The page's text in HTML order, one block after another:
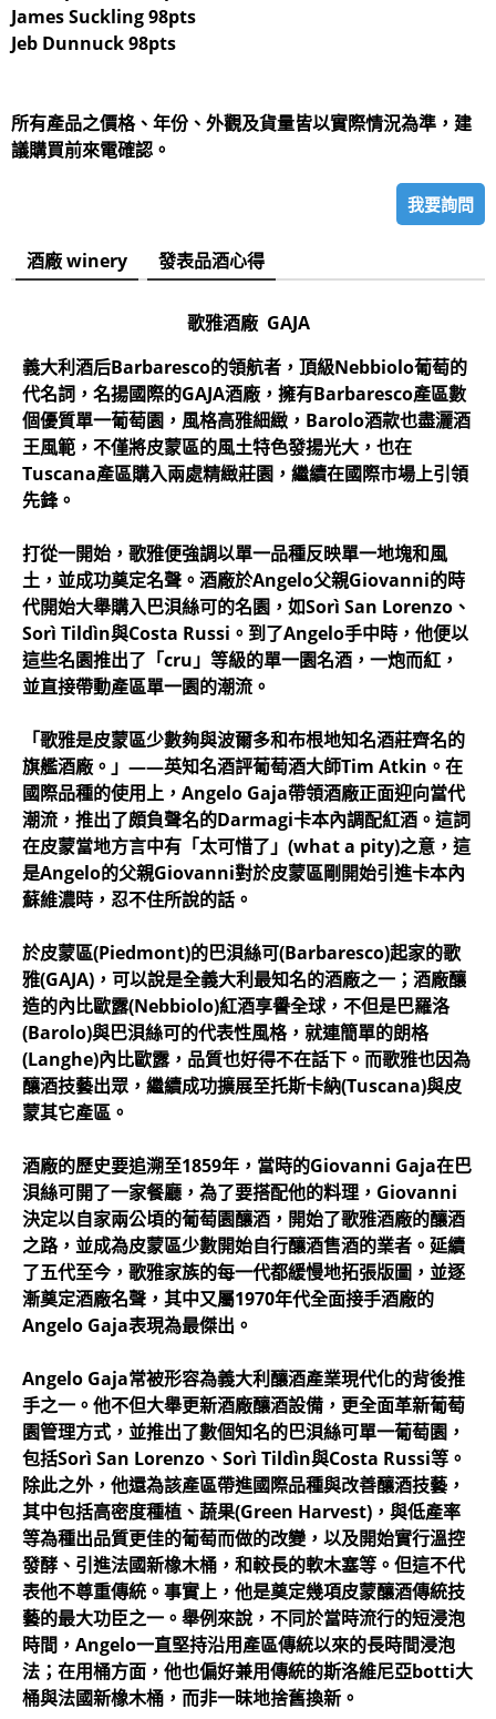
James Suckling 98pts
Jeb Dunnuck 98pts
所有產品之價格、年份、外觀及貨量皆以實際情況為準，建
議購買前來電確認。
我要詢問
酒廠 winery 發表品酒心得
歌雅酒廠 GAJA
義大利酒后Barbaresco的領航者，頂級Nebbiolo葡萄的
代名詞，名揚國際的GAJA酒廠，擁有Barbaresco產區數
個優質單一葡萄園，風格高雅細緻，Barolo酒款也盡灑酒
王風範，不僅將皮蒙區的風土特色發揚光大，也在
Tuscana產區購入兩處精緻莊園，繼續在國際市場上引領
先鋒。
打從一開始，歌雅便強調以單一品種反映單一地塊和風
土，並成功奠定名聲。酒廠於Angelo父親Giovanni的時
代開始大舉購入巴浿絲可的名園，如Sorì San Lorenzo、
Sorì Tildìn與Costa Russi。到了Angelo手中時，他便以
這些名園推出了「cru」等級的單一園名酒，一炮而紅，
並直接帶動產區單一園的潮流。
「歌雅是皮蒙區少數夠與波爾多和布根地知名酒莊齊名的
旗艦酒廠。」——英知名酒評葡萄酒大師Tim Atkin。在
國際品種的使用上，Angelo Gaja帶領酒廠正面迎向當代
潮流，推出了頗負聲名的Darmagi卡本內調配紅酒。這詞
在皮蒙當地方言中有「太可惜了」(what a pity)之意，這
是Angelo的父親Giovanni對於皮蒙區剛開始引進卡本內
蘇維濃時，忍不住所說的話。
於皮蒙區(Piedmont)的巴浿絲可(Barbaresco)起家的歌
雅(GAJA)，可以說是全義大利最知名的酒廠之一；酒廠釀
造的內比歐露(Nebbiolo)紅酒享譽全球，不但是巴羅洛
(Barolo)與巴浿絲可的代表性風格，就連簡單的朗格
(Langhe)內比歐露，品質也好得不在話下。而歌雅也因為
釀酒技藝出眾，繼續成功擴展至托斯卡納(Tuscana)與皮
蒙其它產區。
酒廠的歷史要追溯至1859年，當時的Giovanni Gaja在巴
浿絲可開了一家餐廳，為了要搭配他的料理，Giovanni
決定以自家兩公頃的葡萄園釀酒，開始了歌雅酒廠的釀酒
之路，並成為皮蒙區少數開始自行釀酒售酒的業者。延續
了五代至今，歌雅家族的每一代都緩慢地拓張版圖，並逐
漸奠定酒廠名聲，其中又屬1970年代全面接手酒廠的
Angelo Gaja表現為最傑出。
Angelo Gaja常被形容為義大利釀酒產業現代化的背後推
手之一。他不但大舉更新酒廠釀酒設備，更全面革新葡萄
園管理方式，並推出了數個知名的巴浿絲可單一葡萄園，
包括Sorì San Lorenzo、Sorì Tildìn與Costa Russi等。
除此之外，他還為該產區帶進國際品種與改善釀酒技藝，
其中包括高密度種植、蔬果(Green Harvest)，與低產率
等為種出品質更佳的葡萄而做的改變，以及開始實行溫控
發酵、引進法國新橡木桶，和較長的軟木塞等。但這不代
表他不尊重傳統。事實上，他是奠定幾項皮蒙釀酒傳統技
藝的最大功臣之一。舉例來說，不同於當時流行的短浸泡
時間，Angelo一直堅持沿用產區傳統以來的長時間浸泡
法；在用桶方面，他也偏好兼用傳統的斯洛維尼亞botti大
桶與法國新橡木桶，而非一昧地捨舊換新。